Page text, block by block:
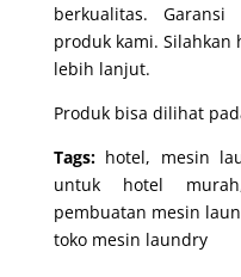
berkualitas.
produk kami.
lebih lanjut.
Produk bisa dilihat
Tags:hotel, mesin
untuk hotel
pembuatan mesin
toko mesin laundry